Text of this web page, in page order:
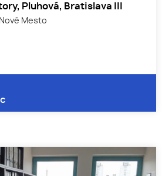
Pluhová, Bratislava III
Mesto